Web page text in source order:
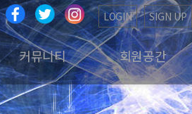
LOGIN SIGN UP
커뮤니티 회원공간